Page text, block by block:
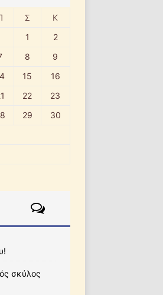
Σ Κ
1
2
8
9
15
16
22
23
29
30
σκύλος